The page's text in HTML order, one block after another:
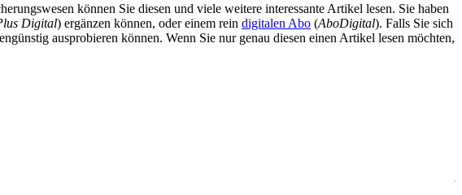
können Sie diesen und viele weitere interessante Artikel lesen. Sie haben
Digital) ergänzen können, oder einem rein digitalen Abo (AboDigital). Falls Sie sich
ausprobieren können. Wenn Sie nur genau diesen einen Artikel lesen möchten,